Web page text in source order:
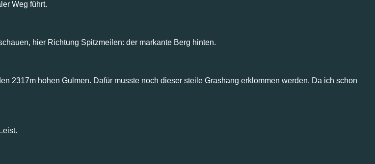
Weg führt.
hier Richtung Spitzmeilen: der markante Berg hinten.
2317m hohen Gulmen. Dafür musste noch dieser steile Grashang erklommen werden. Da ich schon